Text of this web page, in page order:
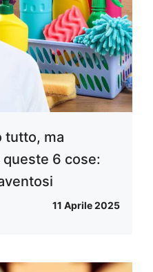
tutto, ma
6 cose:
11 Aprile 2025